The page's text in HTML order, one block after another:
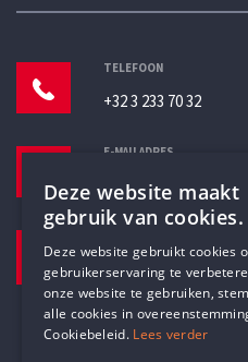
TELEFOON
+32 3 233 70 32
E-MAILADRES
Pottenbrug 4
Antwerpen, 2000
Deze website maakt
gebruik van cookies.
Deze website gebruikt cookies
gebruikerservaring te
onze website te gebruiken,
alle cookies in
Cookiebeleid. Lees verder